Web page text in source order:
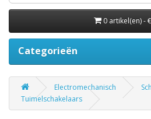
0 artikel(en) -
Categorieën
Electromechanisch
Tuimelschakelaars